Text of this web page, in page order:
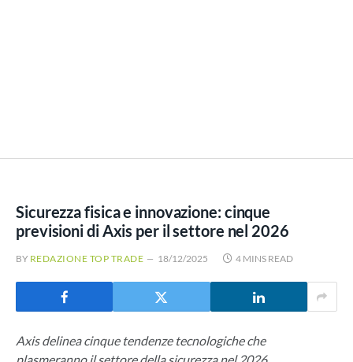
Sicurezza fisica e innovazione: cinque
previsioni di Axis per il settore nel 2026
BY REDAZIONE TOP TRADE 18/12/2025 4 MINS READ
Axis delinea cinque tendenze tecnologiche che